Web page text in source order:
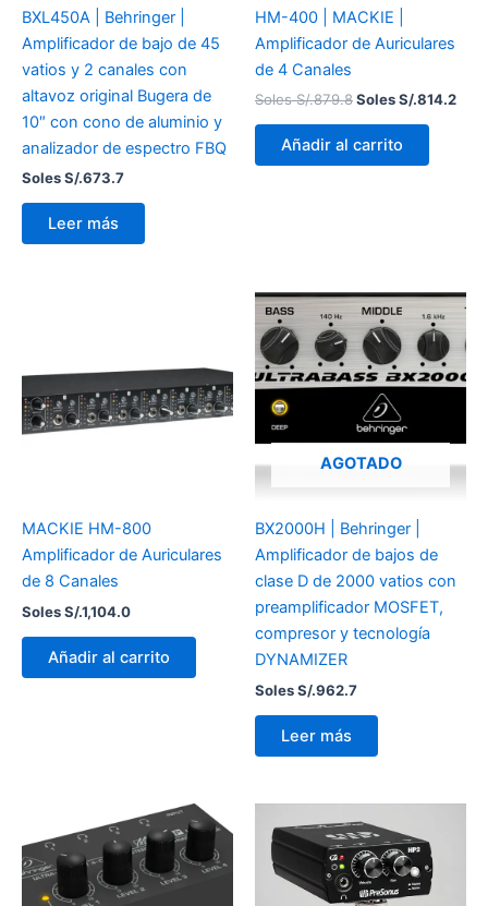
BXL450A | Behringer |
Amplificador de bajo de 45
vatios y 2 canales con
altavoz original Bugera de
10″ con cono de aluminio y
analizador de espectro FBQ
Soles S/.673.7
Leer más
HM-400 | MACKIE |
Amplificador de Auriculares
de 4 Canales
Soles S/.879.8Soles S/.814.2
Añadir al carrito
MACKIE HM-800
Amplificador de Auriculares
de 8 Canales
Soles S/.1,104.0
Añadir al carrito
AGOTADO
BX2000H | Behringer |
Amplificador de bajos de
clase D de 2000 vatios con
preamplificador MOSFET,
compresor y tecnología
DYNAMIZER
Soles S/.962.7
Leer más